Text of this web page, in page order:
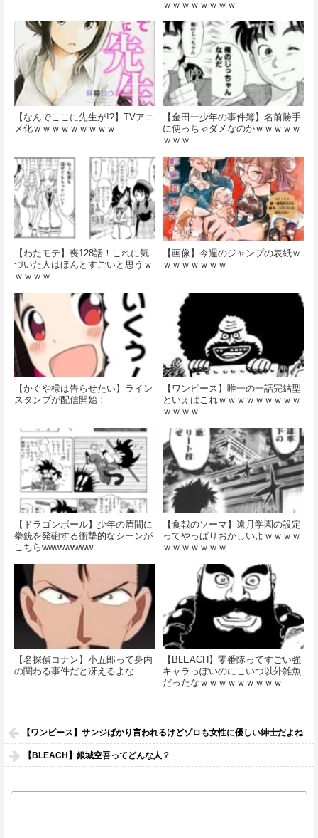
ｗｗｗｗｗｗｗｗ
【なんでここに先生が!?】TVアニ
メ化ｗｗｗｗｗｗｗｗｗ
【金田一少年の事件簿】名前勝手
に使っちゃダメなのかｗｗｗｗｗ
ｗｗｗ
【わたモテ】喪128話！これに気
づいた人はほんとすごいと思うｗ
ｗｗｗｗ
【画像】今週のジャンプの表紙ｗ
ｗｗｗｗｗｗｗ
【かぐや様は告らせたい】ライン
スタンプが配信開始！
【ワンピース】唯一の一話完結型
といえばこれｗｗｗｗｗｗｗｗｗ
ｗｗｗｗ
【ドラゴンボール】少年の眉間に
拳銃を発砲する衝撃的なシーンが
こちらwwwwwwww
【食戟のソーマ】遠月学園の設定
ってやっぱりおかしいよｗｗｗｗ
ｗｗｗｗｗｗｗ
【名探偵コナン】小五郎って身内
の関わる事件だと冴えるよな
【BLEACH】零番隊ってすごい強
キャラっぽいのにこいつ以外雑魚
だったなｗｗｗｗｗｗｗｗｗ
【ワンピース】サンジばかり言われるけどゾロも女性に優しい紳士だよね
【BLEACH】銀城空吾ってどんな人？